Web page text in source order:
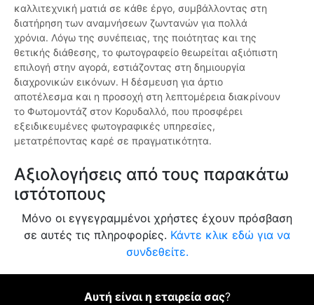
καλλιτεχνική ματιά σε κάθε έργο, συμβάλλοντας στη
διατήρηση των αναμνήσεων ζωντανών για πολλά
χρόνια. Λόγω της συνέπειας, της ποιότητας και της
θετικής διάθεσης, το φωτογραφείο θεωρείται αξιόπιστη
επιλογή στην αγορά, εστιάζοντας στη δημιουργία
διαχρονικών εικόνων. Η δέσμευση για άρτιο
αποτέλεσμα και η προσοχή στη λεπτομέρεια διακρίνουν
το Φωτομοντάζ στον Κορυδαλλό, που προσφέρει
εξειδικευμένες φωτογραφικές υπηρεσίες,
μετατρέποντας καρέ σε πραγματικότητα.
Αξιολογήσεις από τους παρακάτω
ιστότοπους
Μόνο οι εγγεγραμμένοι χρήστες έχουν πρόσβαση
σε αυτές τις πληροφορίες. Κάντε κλικ εδώ για να
συνδεθείτε.
Αυτή είναι η εταιρεία σας?